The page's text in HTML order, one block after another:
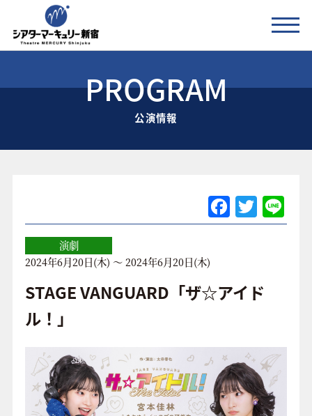
公演情報
アクセス
協賛企業 / 運営会社
お問い合わせ
PROGRAM
公演情報
F
a
b
k
T
w
演劇
2024年6月20日(木) ～ 2024年6月20日(木)
STAGE VANGUARD「ザ☆アイド
ル！」